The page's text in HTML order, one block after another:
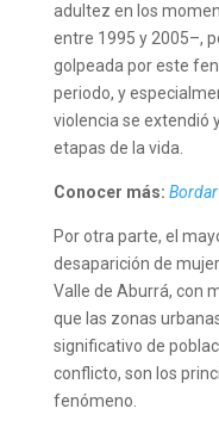
adultez en los
entre 1995 y 2005–,
golpeada por este
periodo, y
violencia se extendió
etapas de la vida.
Conocer más:
Por otra parte, el
desaparición de
Valle de Aburrá, con
que las zonas
significativo de
conflicto, son los
fenómeno.